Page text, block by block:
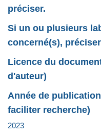
préciser.
Si un ou plusieurs
concerné(s), préciser
Licence du
d'auteur)
Année de
faciliter recherche)
2023